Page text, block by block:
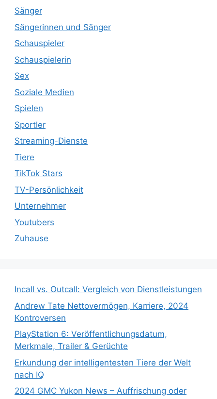
Sänger
Sängerinnen und Sänger
Schauspieler
Schauspielerin
Sex
Soziale Medien
Spielen
Sportler
Streaming-Dienste
Tiere
TikTok Stars
TV-Persönlichkeit
Unternehmer
Youtubers
Zuhause
Incall vs. Outcall: Vergleich von Dienstleistungen
Andrew Tate Nettovermögen, Karriere, 2024
Kontroversen
PlayStation 6: Veröffentlichungsdatum,
Merkmale, Trailer & Gerüchte
Erkundung der intelligentesten Tiere der Welt
nach IQ
2024 GMC Yukon News – Auffrischung oder